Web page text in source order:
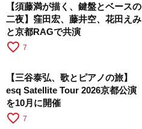
【須藤満が描く、鍵盤とベースの
二夜】窪田宏、藤井空、花田えみ
と京都RAGで共演
favorite_border 7
【三谷泰弘、歌とピアノの旅】
esq Satellite Tour 2026京都公演
を10月に開催
favorite_border 7